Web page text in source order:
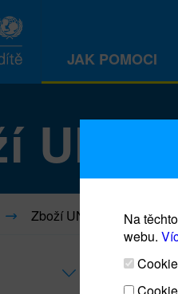
JAK POMOCI
Zboží UNICEF
Na
webu.